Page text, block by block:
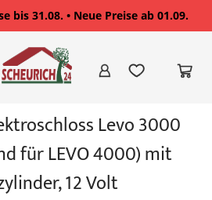
bis 31.08. • Neue Preise ab 01.09.
Levo 3000
für LEVO 4000) mit
12 Volt